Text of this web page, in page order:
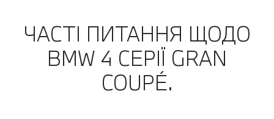
ЧАСТІ ПИТАННЯ ЩОДО
BMW 4 СЕРІЇ GRAN
COUPÉ.